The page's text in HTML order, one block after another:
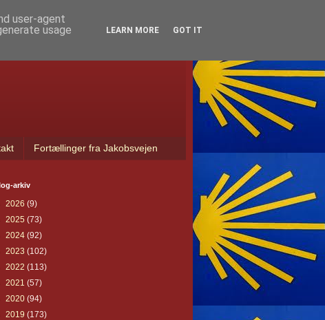
Fortællinger fra Jakobsvejen
arkiv
2026 (9)
2025 (73)
2024 (92)
2023 (102)
2022 (113)
2021 (57)
2020 (94)
2019 (173)
user-agent
usage
LEARN MORE GOT IT